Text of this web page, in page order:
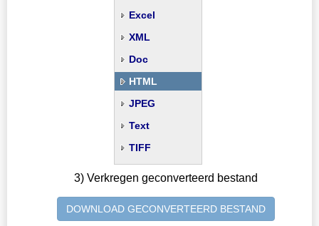
Excel
XML
Doc
HTML
JPEG
Text
TIFF
3) Verkregen geconverteerd bestand
DOWNLOAD GECONVERTEERD BESTAND